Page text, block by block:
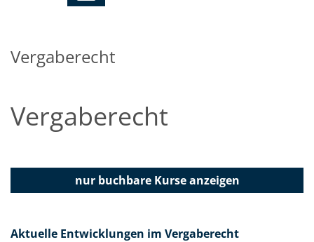
Vergaberecht
Vergaberecht
nur buchbareKurse anzeigen
Aktuelle Entwicklungen im Vergaberecht